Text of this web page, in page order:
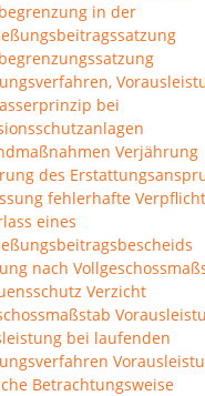
in der
bei
Verjährung
des
fehlerhafte
eines
nach
Verzicht
bei laufenden
Betrachtungsweise